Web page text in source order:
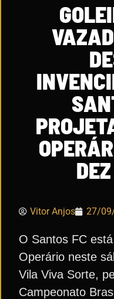
Vitor Anjos 27/
O Santos FC
Operário neste
Vila Viva Sorte,
Campeonato